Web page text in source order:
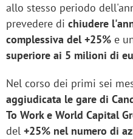
allo stesso periodo
prevedere di chiudere
complessiva del +25% e
superiore ai 5 milioni di
Nel corso dei primi sei
aggiudicata le gare di
To Work e World Capital
del +25% nel numero di